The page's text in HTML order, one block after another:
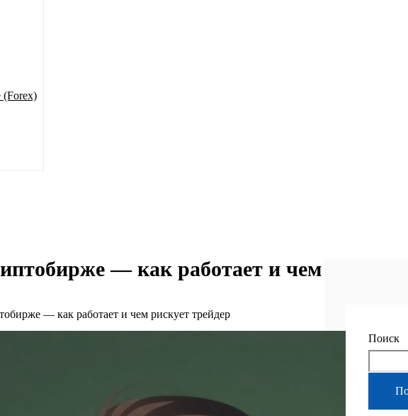
(Forex)
— как работает и чем
— как работает и чем рискует трейдер
Поиск